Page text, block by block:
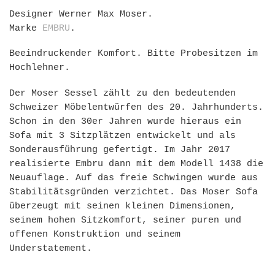
Designer Werner Max Moser.
Marke EMBRU .
Beeindruckender Komfort. Bitte Probesitzen im
Hochlehner.
Der Moser Sessel zählt zu den bedeutenden
Schweizer Möbelentwürfen des 20. Jahrhunderts.
Schon in den 30er Jahren wurde hieraus ein
Sofa mit 3 Sitzplätzen entwickelt und als
Sonderausführung gefertigt. Im Jahr 2017
realisierte Embru dann mit dem Modell 1438 die
Neuauflage. Auf das freie Schwingen wurde aus
Stabilitätsgründen verzichtet. Das Moser Sofa
überzeugt mit seinen kleinen Dimensionen,
seinem hohen Sitzkomfort, seiner puren und
offenen Konstruktion und seinem
Understatement.